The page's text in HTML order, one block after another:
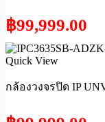
฿99,999.00
Quick View
กล้องวงจรปิด IP